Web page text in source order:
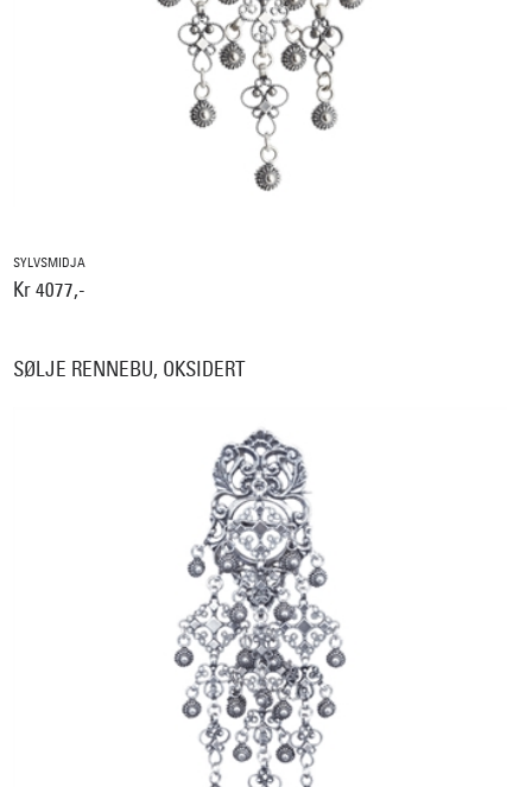
SYLVSMIDJA
Kr 4077,-
SØLJE RENNEBU, OKSIDERT